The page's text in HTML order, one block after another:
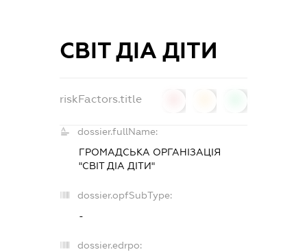
СВІТ ДІА ДІТИ
riskFactors.title
dossier.fullName:
ГРОМАДСЬКА ОРГАНІЗАЦІЯ
"СВІТ ДІА ДІТИ"
dossier.opfSubType:
-
dossier.edrpo: